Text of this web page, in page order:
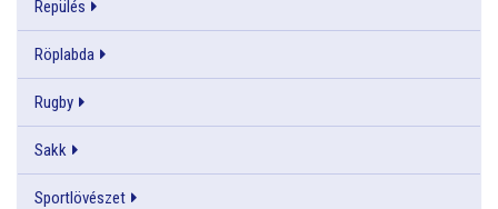
Repülés
Röplabda
Rugby
Sakk
Sportlövészet